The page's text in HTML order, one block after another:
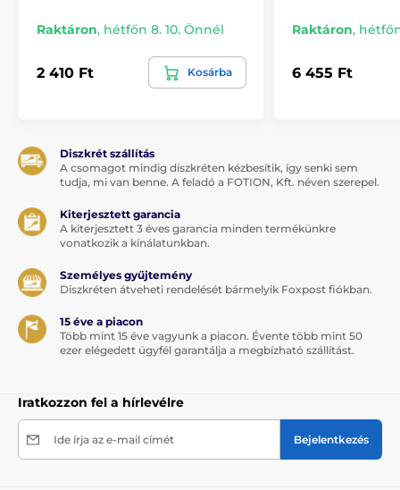
Raktáron, hétfőn 8. 10. Önnél
2 410 Ft Kosárba
Raktáron,
6 455 Ft
Diszkrét szállítás
A csomagot mindig diszkréten kézbesítik, így senki sem
tudja, mi van benne. A feladó a FOTION, Kft. néven szerepel.
Kiterjesztett garancia
A kiterjesztett 3 éves garancia minden termékünkre
vonatkozik a kínálatunkban.
Személyes gyűjtemény
Diszkréten átveheti rendelését bármelyik Foxpost fiókban.
15 éve a piacon
Több mint 15 éve vagyunk a piacon. Évente több mint 50
ezer elégedett ügyfél garantálja a megbízható szállítást.
Iratkozzon fel a hírlevélre
Ide írja az e-mail címét Bejelentkezés